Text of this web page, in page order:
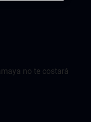
no te costará